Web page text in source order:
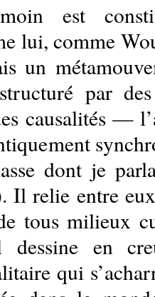
est
lui, comme
un
par
causalités —
dont je
Il relie entre
tous milieux
en
qui